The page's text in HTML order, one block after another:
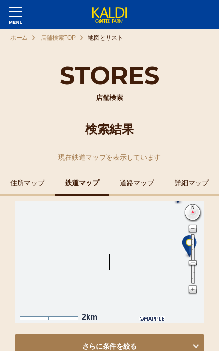
STORES
店舗検索
ホーム 店舗検索TOP 地図とリスト
検索結果
現在鉄道マップを表示しています
住所マップ 鉄道マップ 道路マップ 詳細マップ
2km
さらに条件を絞る